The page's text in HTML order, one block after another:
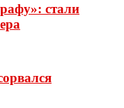
стали